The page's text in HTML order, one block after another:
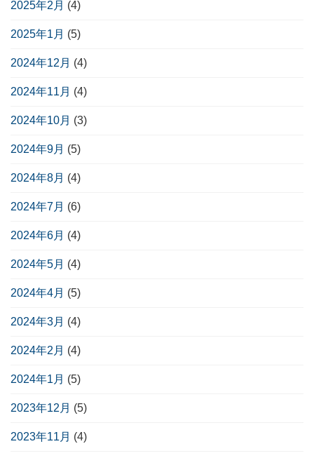
2025年2月 (4)
2025年1月 (5)
2024年12月 (4)
2024年11月 (4)
2024年10月 (3)
2024年9月 (5)
2024年8月 (4)
2024年7月 (6)
2024年6月 (4)
2024年5月 (4)
2024年4月 (5)
2024年3月 (4)
2024年2月 (4)
2024年1月 (5)
2023年12月 (5)
2023年11月 (4)